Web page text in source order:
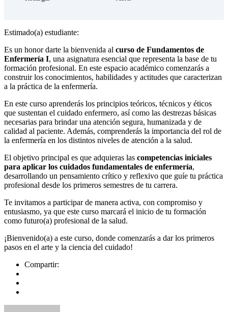
Estimado(a) estudiante:
Es un honor darte la bienvenida al curso de Fundamentos de
Enfermería I, una asignatura esencial que representa la base de tu
formación profesional. En este espacio académico comenzarás a
construir los conocimientos, habilidades y actitudes que caracterizan
a la práctica de la enfermería.
En este curso aprenderás los principios teóricos, técnicos y éticos
que sustentan el cuidado enfermero, así como las destrezas básicas
necesarias para brindar una atención segura, humanizada y de
calidad al paciente. Además, comprenderás la importancia del rol de
la enfermería en los distintos niveles de atención a la salud.
El objetivo principal es que adquieras las competencias iniciales
para aplicar los cuidados fundamentales de enfermería,
desarrollando un pensamiento crítico y reflexivo que guíe tu práctica
profesional desde los primeros semestres de tu carrera.
Te invitamos a participar de manera activa, con compromiso y
entusiasmo, ya que este curso marcará el inicio de tu formación
como futuro(a) profesional de la salud.
¡Bienvenido(a) a este curso, donde comenzarás a dar los primeros
pasos en el arte y la ciencia del cuidado!
Compartir: